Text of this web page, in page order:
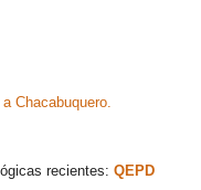
Chacabuquero.
recientes: QEPD